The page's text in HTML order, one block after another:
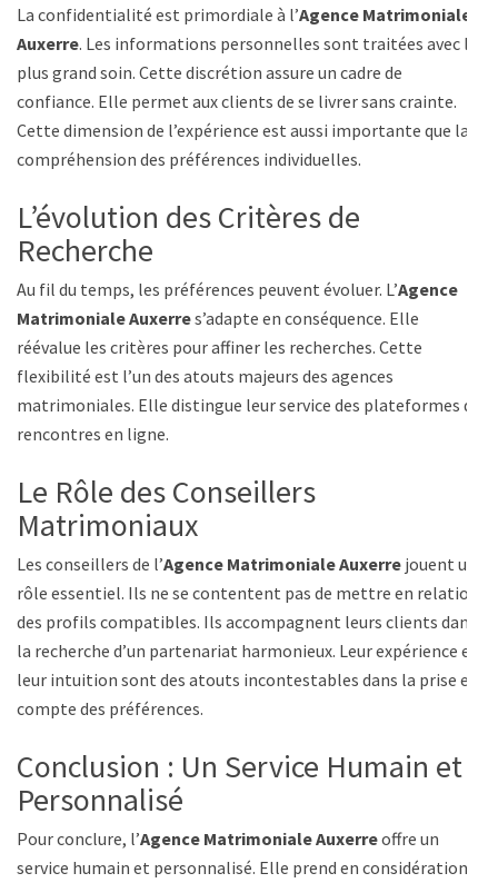
La confidentialité est primordiale à l’Agence Matrimoniale
Auxerre. Les informations personnelles sont traitées avec le
plus grand soin. Cette discrétion assure un cadre de
confiance. Elle permet aux clients de se livrer sans crainte.
Cette dimension de l’expérience est aussi importante que la
compréhension des préférences individuelles.
L’évolution des Critères de
Recherche
Au fil du temps, les préférences peuvent évoluer. L’Agence
Matrimoniale Auxerres’adapte en conséquence. Elle
réévalue les critères pour affiner les recherches. Cette
flexibilité est l’un des atouts majeurs des agences
matrimoniales. Elle distingue leur service des plateformes de
rencontres en ligne.
Le Rôle des Conseillers
Matrimoniaux
Les conseillers de l’Agence Matrimoniale Auxerre jouent un
rôle essentiel. Ils ne se contentent pas de mettre en relation
des profils compatibles. Ils accompagnent leurs clients dans
la recherche d’un partenariat harmonieux. Leur expérience et
leur intuition sont des atouts incontestables dans la prise en
compte des préférences.
Conclusion : Un Service Humain et
Personnalisé
Pour conclure, l’Agence Matrimoniale Auxerreoffre un
service humain et personnalisé. Elle prend en considération